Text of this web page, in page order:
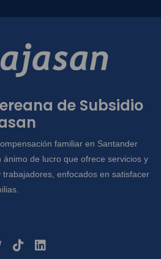
de Subsidio
familiar en Santander
de lucro que ofrece servicios y
enfocados en satisfacer